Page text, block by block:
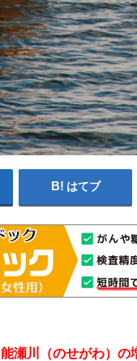
はてブ
能瀬川 （のせがわ）の